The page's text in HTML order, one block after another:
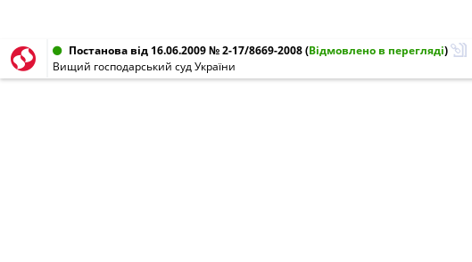
Постанова від 16.06.2009 № 2-17/8669-2008(Відмовлено в перегляді)
Вищий господарський суд України